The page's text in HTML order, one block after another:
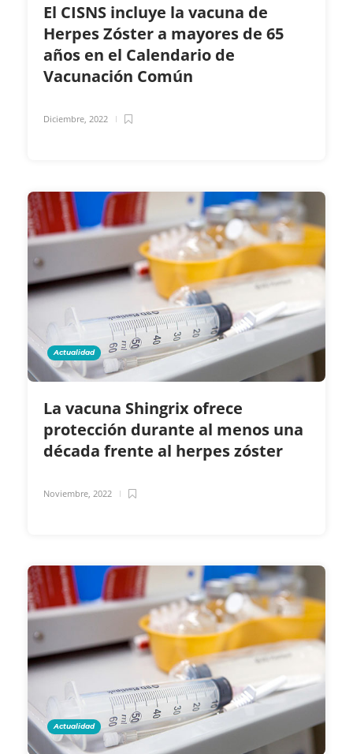
El CISNS incluye la vacuna de
Herpes Zóster a mayores de 65
años en el Calendario de
Vacunación Común
Diciembre, 2022
Actualidad
La vacuna Shingrix ofrece
protección durante al menos una
década frente al herpes zóster
Noviembre, 2022
Actualidad